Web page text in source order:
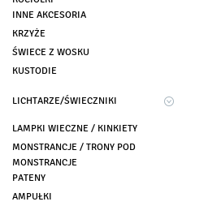
INNE AKCESORIA
KRZYŻE
ŚWIECE Z WOSKU
KUSTODIE
LICHTARZE/ŚWIECZNIKI
LAMPKI WIECZNE / KINKIETY
MONSTRANCJE / TRONY POD
MONSTRANCJE
PATENY
AMPUŁKI